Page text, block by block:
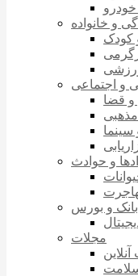
و خانواده
کودک
و اجتماعی
قضا
سینما
و حوادث
بانک و بورس
مجلات